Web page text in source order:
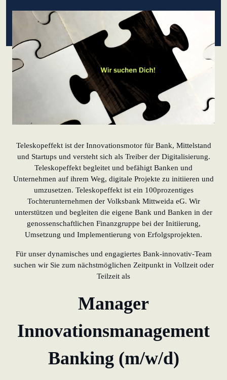
lernen aus Estland
Soft Landing für
estnische
Startups in
Deutschland
heben
KundenBank2030
Teleskopeffekt ist der Innovationsmotor für Bank, Mittelstand
und Startups und versteht sich als Treiber der Digitalisierung.
Teleskopeffekt begleitet und befähigt Banken und
Unternehmen auf ihrem Weg, digitale Projekte zu initiieren und
umzusetzen. Teleskopeffekt ist ein 100prozentiges
Tochterunternehmen der Volksbank Mittweida eG. Wir
unterstützen und begleiten die eigene Bank und Banken in der
genossenschaftlichen Finanzgruppe bei der Initiierung,
Umsetzung und Implementierung von Erfolgsprojekten.
Für unser dynamisches und engagiertes Bank-innovativ-Team
suchen wir Sie zum nächstmöglichen Zeitpunkt in Vollzeit oder
Teilzeit als
Manager
Innovationsmanagement
Banking (m/w/d)